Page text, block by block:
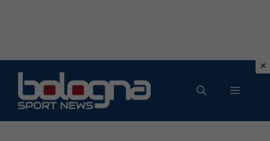
contenuto
MENU